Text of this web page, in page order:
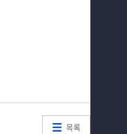
목록